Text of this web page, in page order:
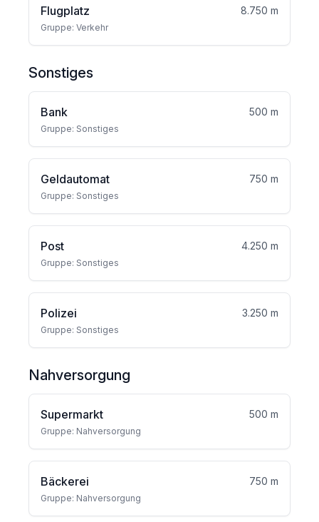
Flugplatz 8.750 m
Gruppe: Verkehr
Sonstiges
Bank 500 m
Gruppe: Sonstiges
Geldautomat 750 m
Gruppe: Sonstiges
Post 4.250 m
Gruppe: Sonstiges
Polizei 3.250 m
Gruppe: Sonstiges
Nahversorgung
Supermarkt 500 m
Gruppe: Nahversorgung
Bäckerei 750 m
Gruppe: Nahversorgung